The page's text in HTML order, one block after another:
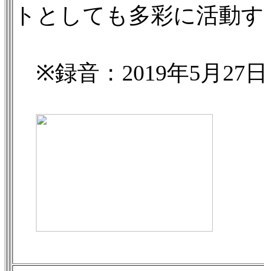
トとしても多彩に活動
※録音：2019年5月27